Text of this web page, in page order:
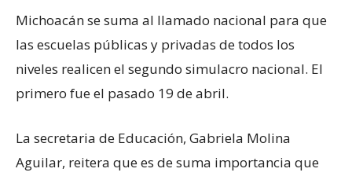
Michoacán se suma al llamado nacional para que
las escuelas públicas y privadas de todos los
niveles realicen el segundo simulacro nacional. El
primero fue el pasado 19 de abril.
La secretaria de Educación, Gabriela Molina
Aguilar, reitera que es de suma importancia que